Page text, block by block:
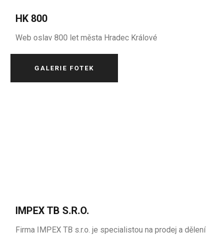
HK 800
Web oslav 800 let města Hradec Králové
GALERIE FOTEK
IMPEX TB S.R.O.
Firma IMPEX TB s.r.o. je specialistou na prodej a dělení